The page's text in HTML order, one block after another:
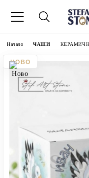
Начало ЧАШИ